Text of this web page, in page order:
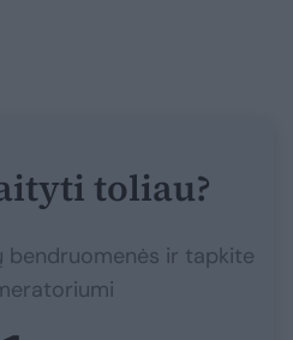
toliau?
bendruomenės ir tapkite